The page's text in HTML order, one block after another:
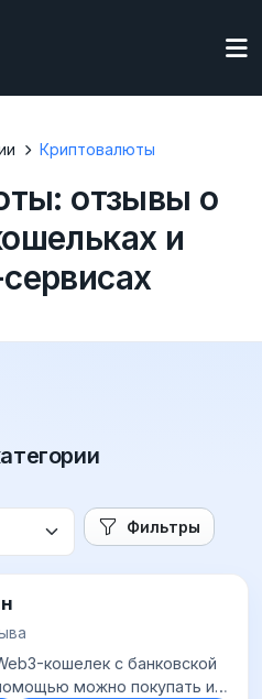
Криптовалюты
отзывы о
и
Фильтры
кошелек с банковской
можно покупать и